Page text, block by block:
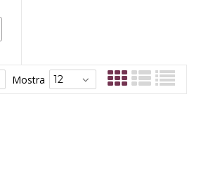
Mostra